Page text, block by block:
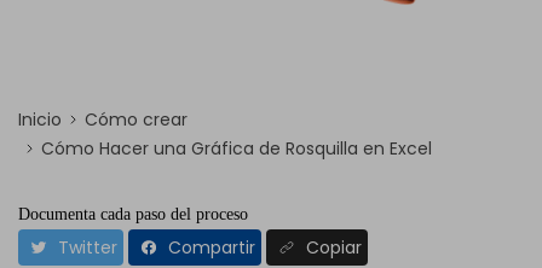
Inicio
Cómo crear
Cómo Hacer una Gráfica de Rosquilla en Excel
Documenta cada paso del proceso
Twitter Compartir
Copiar